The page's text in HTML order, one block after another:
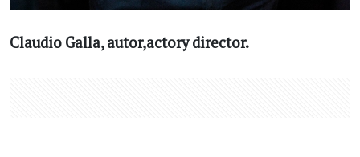
Claudio Galla, autor,actory director.